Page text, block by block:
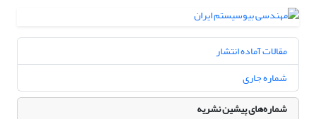
مقالات آماده انتشار
شماره جاری
شماره‌های پیشین نشریه